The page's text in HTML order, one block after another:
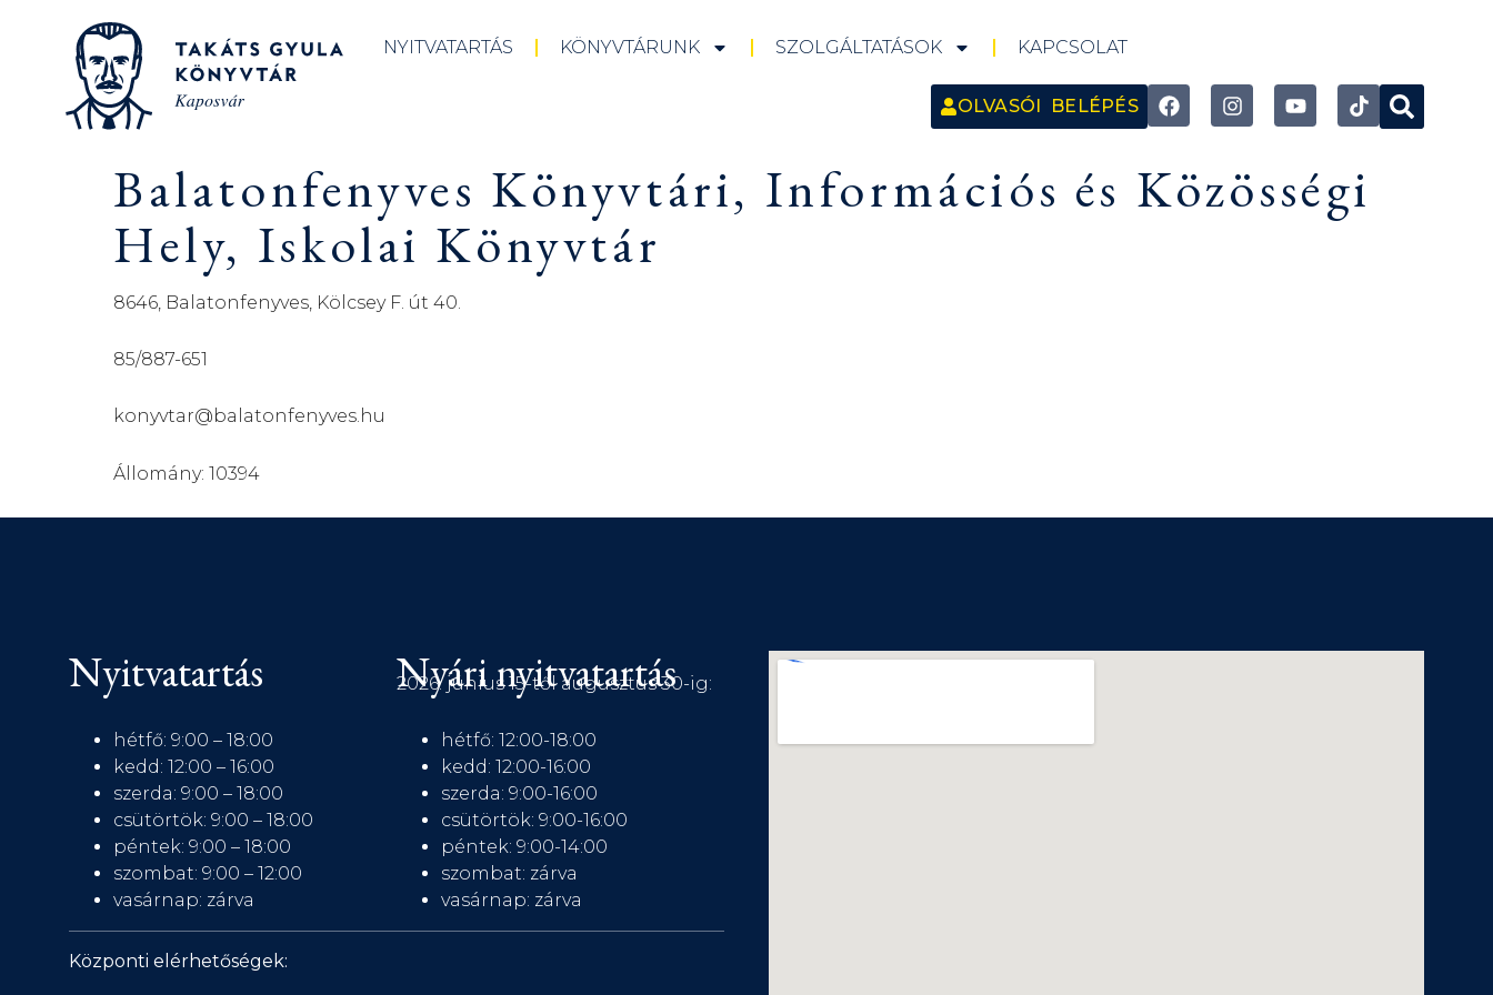
NYITVATARTÁS KÖNYVTÁRUNK SZOLGÁLTATÁSOK KAPCSOLAT
OLVASÓI BELÉPÉS
Balatonfenyves Könyvtári, Információs és Közösségi
Hely, Iskolai Könyvtár
8646, Balatonfenyves, Kölcsey F. út 40.
85/887-651
konyvtar@balatonfenyves.hu
Állomány: 10394
Nyitvatartás
hétfő: 9:00 – 18:00
kedd: 12:00 – 16:00
szerda: 9:00 – 18:00
csütörtök: 9:00 – 18:00
péntek: 9:00 – 18:00
szombat: 9:00 – 12:00
vasárnap: zárva
Nyári nyitvatartás
2026. június 15-től augusztus 30-ig:
hétfő: 12:00-18:00
kedd: 12:00-16:00
szerda: 9:00-16:00
csütörtök: 9:00-16:00
péntek: 9:00-14:00
szombat: zárva
vasárnap: zárva
Központi elérhetőségek: